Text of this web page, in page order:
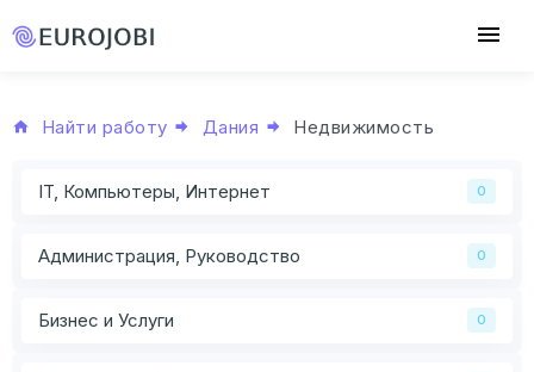
Найти работу Дания Недвижимость
IT, Компьютеры, Интернет 0
Администрация, Руководство 0
Бизнес и Услуги 0